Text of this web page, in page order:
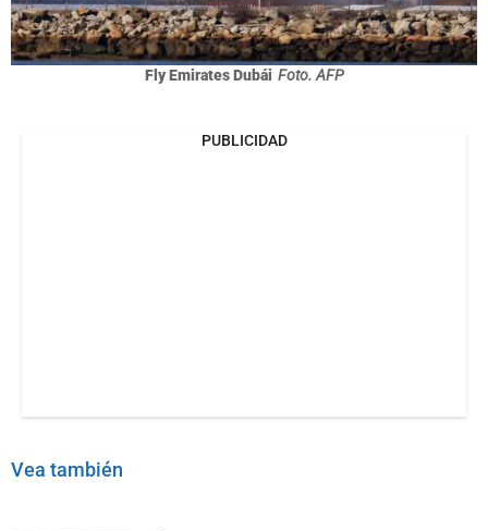
Fly Emirates Dubái Foto. AFP
PUBLICIDAD
Vea también